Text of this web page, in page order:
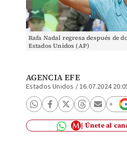
Rafa Nadal regresa después de
Estados Unidos (AP)
AGENCIA EFE
Estados Unidos /16.07.2024
Únete al